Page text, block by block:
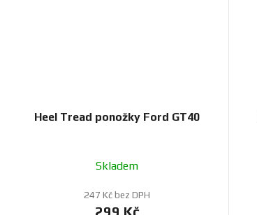
Heel Tread ponožky Ford GT40
Skladem
247 Kč bez DPH
299 Kč